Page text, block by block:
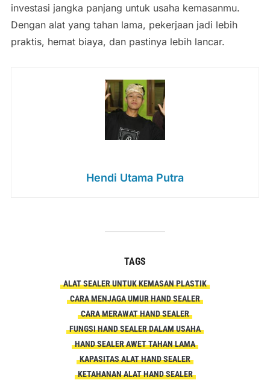
investasi jangka panjang untuk usaha kemasanmu.
Dengan alat yang tahan lama, pekerjaan jadi lebih
praktis, hemat biaya, dan pastinya lebih lancar.
Hendi Utama Putra
TAGS
ALAT SEALER UNTUK KEMASAN PLASTIK
CARA MENJAGA UMUR HAND SEALER
CARA MERAWAT HAND SEALER
FUNGSI HAND SEALER DALAM USAHA
HAND SEALER AWET TAHAN LAMA
KAPASITAS ALAT HAND SEALER
KETAHANAN ALAT HAND SEALER